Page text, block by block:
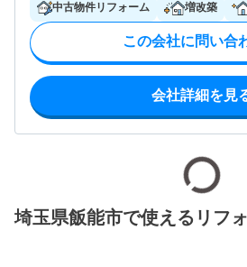
中古物件リフォーム 増改築
この会社に問い合
会社詳細を見
埼玉県飯能市で使えるリフ